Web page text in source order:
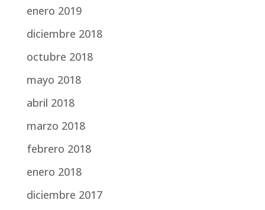
enero 2019
diciembre 2018
octubre 2018
mayo 2018
abril 2018
marzo 2018
febrero 2018
enero 2018
diciembre 2017